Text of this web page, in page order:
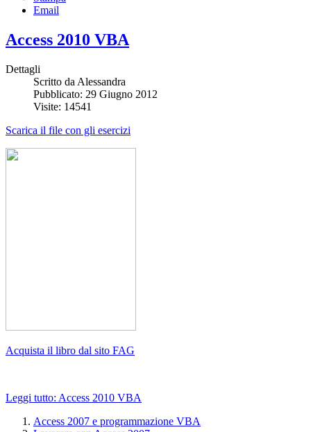
Email
Access 2010 VBA
Dettagli
Scritto da Alessandra
Pubblicato: 29 Giugno 2012
Visite: 14541
Scarica il file con gli esercizi
Acquista il libro dal sito FAG
Leggi tutto: Access 2010 VBA
Access 2007 e programmazione VBA